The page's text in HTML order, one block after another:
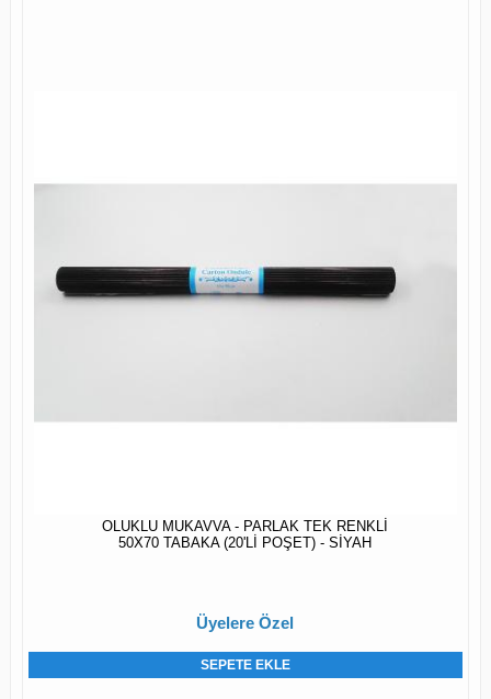
OLUKLU MUKAVVA - PARLAK TEK RENKLİ
50X70 TABAKA (20'Lİ POŞET) - SİYAH
Üyelere Özel
SEPETE EKLE